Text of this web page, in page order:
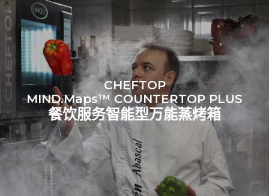
假设每天使用烤箱(365天/年)：
6次满载烤鸡
6 次满载蒸汽烹饪
假设每周使用以下清洗程序(52
周/年)：
7次长时清洗
CHEFTOP
MIND.Maps™ COUNTERTOP PLUS
餐饮服务智能型万能蒸烤箱